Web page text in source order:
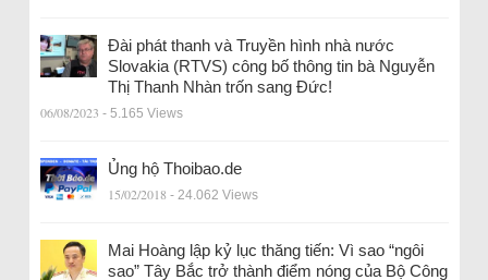
Đài phát thanh và Truyền hình nhà nước
Slovakia (RTVS) công bố thông tin bà Nguyễn
Thị Thanh Nhàn trốn sang Đức!
06/08/2023 - 5.165 Views
Ủng hộ Thoibao.de
15/02/2018 - 24.062 Views
Mai Hoàng lập kỷ lục thăng tiến: Vì sao “ngôi
sao” Tây Bắc trở thành điểm nóng của Bộ Công